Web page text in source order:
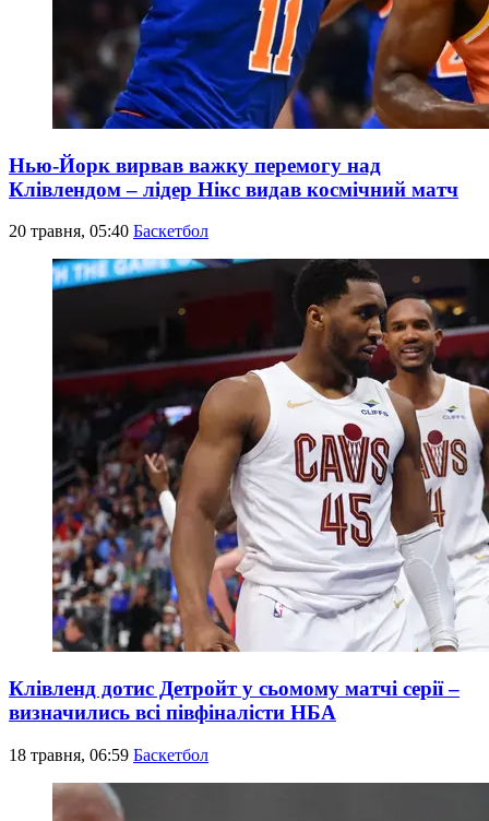
Нью-Йорк вирвав важку перемогу над
Клівлендом – лідер Нікс видав космічний матч
20 травня, 05:40 Баскетбол
Клівленд дотис Детройт у сьомому матчі серії –
визначились всі півфіналісти НБА
18 травня, 06:59 Баскетбол